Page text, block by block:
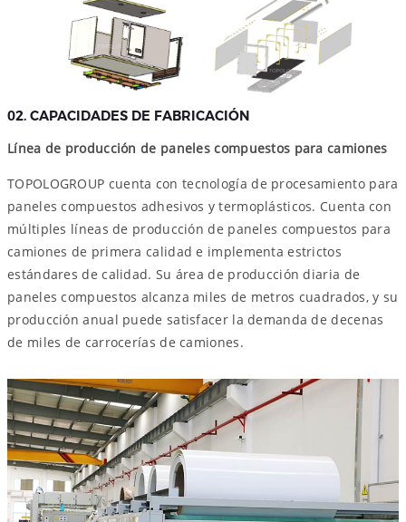
02. CAPACIDADES DE FABRICACIÓN
Línea de producción de paneles compuestos para camiones
TOPOLOGROUP cuenta con tecnología de procesamiento para
paneles compuestos adhesivos y termoplásticos. Cuenta con
múltiples líneas de producción de paneles compuestos para
camiones de primera calidad e implementa estrictos
estándares de calidad. Su área de producción diaria de
paneles compuestos alcanza miles de metros cuadrados, y su
producción anual puede satisfacer la demanda de decenas
de miles de carrocerías de camiones.